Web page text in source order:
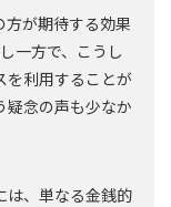
方が期待する効果
一方で、こうし
を利用することが
疑念の声も少なか
は、単なる金銭的